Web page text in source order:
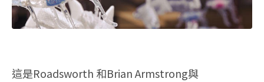
這是Roadsworth 和Brian Armstrong與